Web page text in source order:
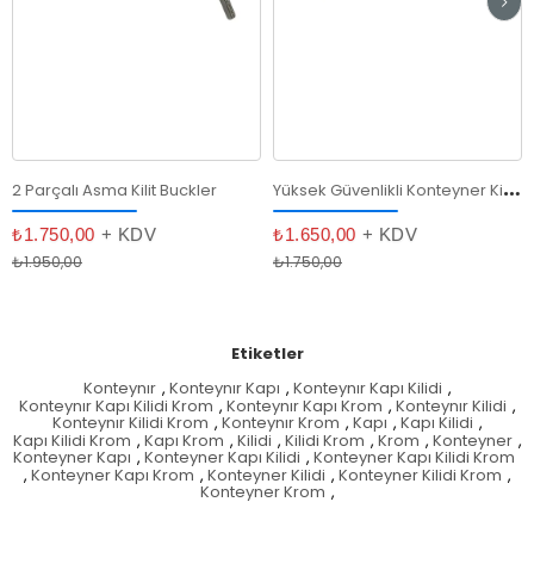
2 Parçalı Asma Kilit Buckler
₺1.750,00 + KDV
₺1.950,00
Y
üksek Güvenlikli Konteyner Kilidi - Paslanmaz Çelik, Kırılmaya Dayanıklı
₺1.650,00 + KDV
₺1.750,00
Etiketler
Konteynır , Konteynır Kapı , Konteynır Kapı Kilidi ,
Konteynır Kapı Kilidi Krom , Konteynır Kapı Krom , Konteynır Kilidi ,
Konteynır Kilidi Krom , Konteynır Krom , Kapı , Kapı Kilidi ,
Kapı Kilidi Krom , Kapı Krom , Kilidi , Kilidi Krom , Krom , Konteyner ,
Konteyner Kapı , Konteyner Kapı Kilidi , Konteyner Kapı Kilidi Krom
, Konteyner Kapı Krom , Konteyner Kilidi , Konteyner Kilidi Krom ,
Konteyner Krom ,